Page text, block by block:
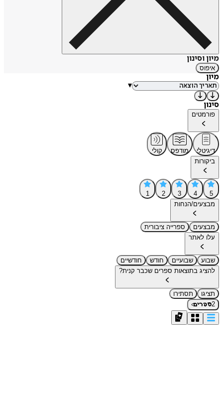
מיון וסינון
איפוס
מיון
▾
סינון
פורמטים
דיגיטלי מודפס
קולי
ביקורות
5
4
3
2
1
מבצעים/הנחות
מבצעים
ספרייה ציבורית
עלו לאתר
שבוע שבועיים חודש
חודשיים
להציג בתוצאות ספרים שכבר קנית?
תציגו
תסתירו
2ספרים›